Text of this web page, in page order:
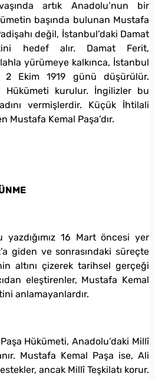
artık Anadolu’nun bir
başında bulunan Mustafa
değil, İstanbul’daki Damat
hedef alır. Damat Ferit,
yürümeye kalkınca, İstanbul
Ekim 1919 günü düşürülür.
Hükümeti kurulur. İngilizler bu
vermişlerdir. Küçük İhtilali
Mustafa Kemal Paşa’dır.
yazdığımız 16 Mart öncesi yer
giden ve sonrasındaki süreçte
altını çizerek tarihsel gerçeği
eleştirenler, Mustafa Kemal
anlamayanlardır.
Hükümeti, Anadolu’daki Millî
Mustafa Kemal Paşa ise, Ali
ancak Millî Teşkilatı korur.